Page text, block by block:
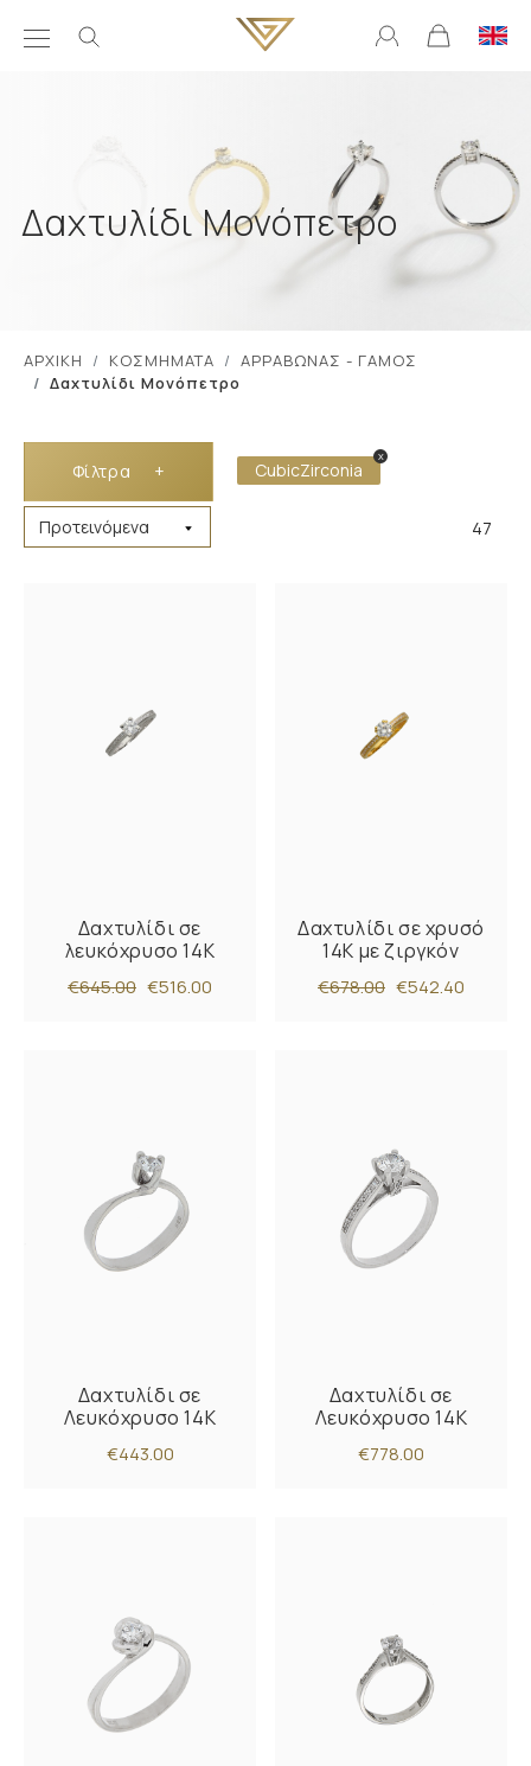
Δαχτυλίδι Μονόπετρο
ΑΡΧΙΚΗ ΚΟΣΜΗΜΑΤΑ
ΑΡΡΑΒΩΝΑΣ - ΓΑΜΟΣ
Δαχτυλίδι Μονόπετρο
Φίλτρα + CubicZirconia
x
47
Δαχτυλίδι σε
λευκόχρυσο 14K
€645.00 €516.00
Δαχτυλίδι σε χρυσό
14Κ με ζιργκόν
€678.00 €542.40
Δαχτυλίδι σε
Λευκόχρυσο 14K
€443.00
Δαχτυλίδι σε
Λευκόχρυσο 14K
€778.00